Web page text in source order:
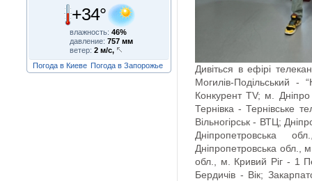
+34°
влажность: 46%
давление: 757 мм
ветер: 2 м/с,
Погода в Киеве Погода в Запорожье
Дивіться в ефірі
Могилів-Подільський -
Конкурент TV; м.
Тернівка - Тернівське
Вільногірськ - ВТЦ;
Днiпропетровська
Дніпропетровська обл.,
обл., м. Кривий Ріг - 1
Бердичів - Вік;